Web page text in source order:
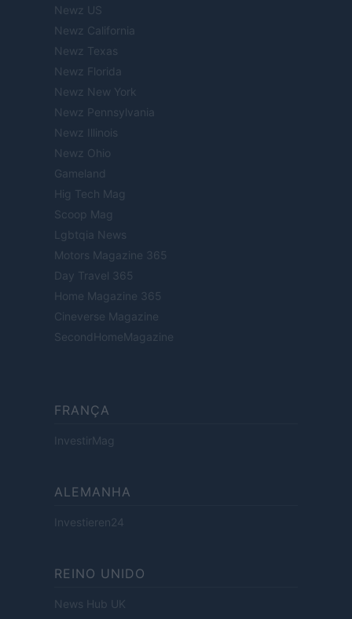
Newz US
Newz California
Newz Texas
Newz Florida
Newz New York
Newz Pennsylvania
Newz Illinois
Newz Ohio
Gameland
Hig Tech Mag
Scoop Mag
Lgbtqia News
Motors Magazine 365
Day Travel 365
Home Magazine 365
Cineverse Magazine
SecondHomeMagazine
FRANÇA
InvestirMag
ALEMANHA
Investieren24
REINO UNIDO
News Hub UK